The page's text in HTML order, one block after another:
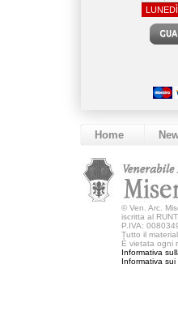
Home
© Ven. Arc.
iscritta al
P.IVA:
Tutto il
È vietata ogni
Informativa
Informativa sui